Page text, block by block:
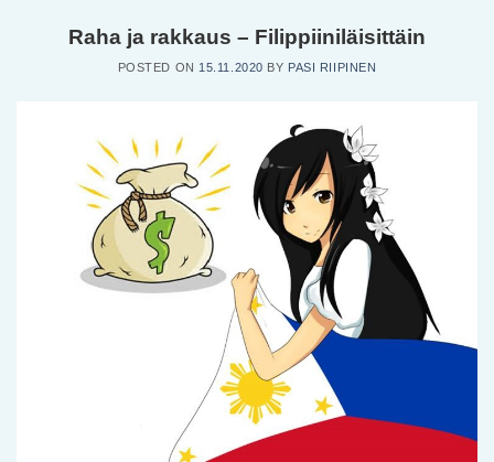
Raha ja rakkaus – Filippiiniläisittäin
POSTED ON 15.11.2020 BY PASI RIIPINEN